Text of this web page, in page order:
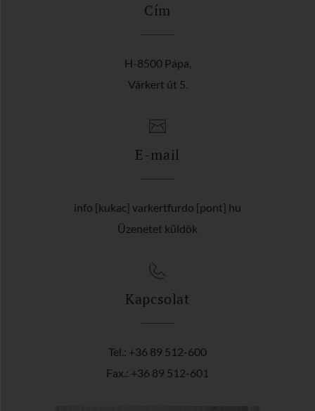
Cím
H-8500 Pápa,
Várkert út 5.
E-mail
info [kukac] varkertfurdo [pont] hu
Üzenetet küldök
Kapcsolat
Tel.: +36 89 512-600
Fax.: +36 89 512-601